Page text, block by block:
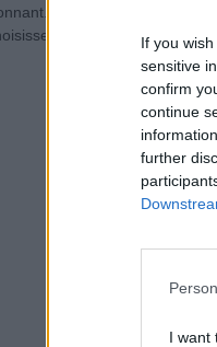
If you
sensitive
confirm
continue
further
I want
votre durée de